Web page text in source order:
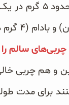
گرم در هر ۳۰ گرم).
چربی‌های سالم
و هم چربی
برای مدت